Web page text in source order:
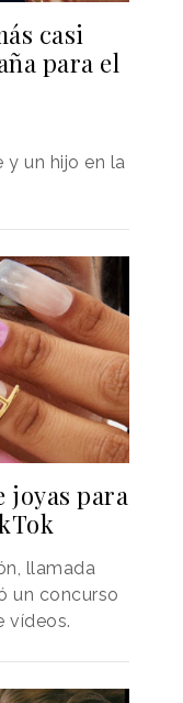
casi
para el
un hijo en la
joyas para
llamada
un concurso
vídeos.